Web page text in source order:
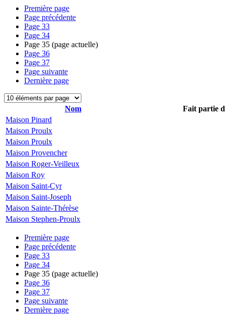
Première page
Page précédente
Page 33
Page 34
Page 35 (page actuelle)
Page 36
Page 37
Page suivante
Dernière page
Nom
Fait partie
Maison Pinard
Maison Proulx
Maison Proulx
Maison Provencher
Maison Roger-Veilleux
Maison Roy
Maison Saint-Cyr
Maison Saint-Joseph
Maison Sainte-Thérèse
Maison Stephen-Proulx
Première page
Page précédente
Page 33
Page 34
Page 35 (page actuelle)
Page 36
Page 37
Page suivante
Dernière page